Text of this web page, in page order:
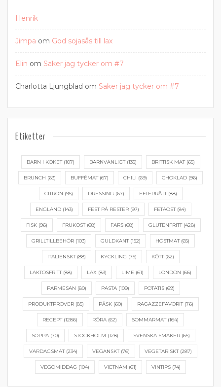
Henrik
Jimpa om God sojasås till lax
Elin om Saker jag tycker om #7
Charlotta Ljungblad om Saker jag tycker om #7
Etiketter
BARN I KÖKET(107) BARNVÄNLIGT(135) BRITTISK MAT(65)
BRUNCH (63) BUFFÉMAT(67) CHILI (69) CHOKLAD (96)
CITRON (95) DRESSING (67) EFTERRÄTT(88)
ENGLAND(143) FEST PÅ RESTER(97) FETAOST(84)
FISK(96) FRUKOST(68) FÄRS(68) GLUTENFRITT(428)
GRILLTILLBEHÖR (103) GULDKANT(152) HÖSTMAT(65)
ITALIENSKT(88) KYCKLING (75) KÖTT(62)
LAKTOSFRITT(88) LAX (83) LIME (61) LONDON (66)
PARMESAN (80) PASTA(109) POTATIS(69)
PRODUKTPROVER(85) PÅSK(60) RAGAZZEFAVORIT(76)
RECEPT(1286) RÖRA (62) SOMMARMAT(164)
SOPPA(70) STOCKHOLM (128) SVENSKA SMAKER(65)
VARDAGSMAT(234) VEGANSKT(76) VEGETARISKT(287)
VEGOMIDDAG (104) VIETNAM (61) VINTIPS (74)